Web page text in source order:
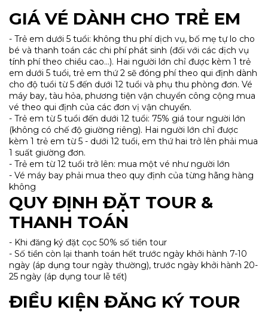
GIÁ VÉ DÀNH CHO TRẺ EM
- Trẻ em dưới 5 tuổi: không thu phí dịch vụ, bố mẹ tự lo cho
bé và thanh toán các chi phí phát sinh (đối với các dịch vụ
tính phí theo chiều cao…). Hai người lớn chỉ được kèm 1 trẻ
em dưới 5 tuổi, trẻ em thứ 2 sẽ đóng phí theo qui định dành
cho độ tuổi từ 5 đến dưới 12 tuổi và phụ thu phòng đơn. Vé
máy bay, tàu hỏa, phương tiện vận chuyển công cộng mua
vé theo qui định của các đơn vị vận chuyển.
- Trẻ em từ 5 tuổi đến dưới 12 tuổi: 75% giá tour người lớn
(không có chế độ giường riêng). Hai người lớn chỉ được
kèm 1 trẻ em từ 5 - dưới 12 tuổi, em thứ hai trở lên phải mua
1 suất giường đơn.
- Trẻ em từ 12 tuổi trở lên: mua một vé như người lớn
- Vé máy bay phải mua theo quy định của từng hãng hàng
không
QUY ĐỊNH ĐẶT TOUR &
THANH TOÁN
- Khi đăng ký đặt cọc 50% số tiền tour
- Số tiền còn lại thanh toán hết trước ngày khởi hành 7-10
ngày (áp dụng tour ngày thường), trước ngày khởi hành 20-
25 ngày (áp dụng tour lễ tết)
ĐIỀU KIỆN ĐĂNG KÝ TOUR